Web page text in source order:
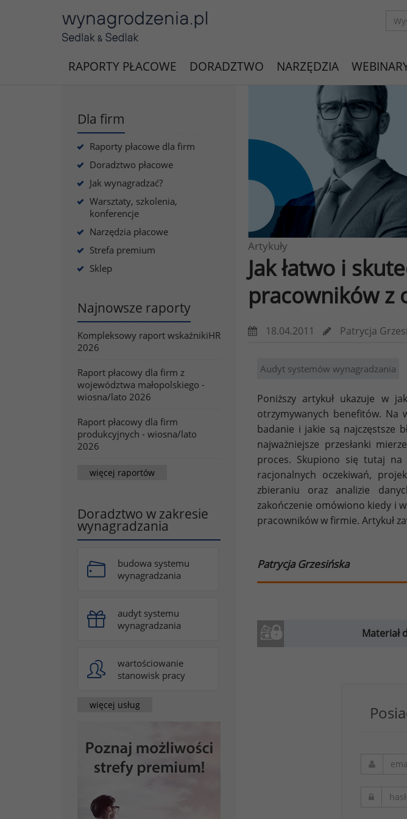
RAPORTY PŁACOWE DORADZTWO NARZĘDZIA
Dla firm
Raporty płacowe dla firm
Doradztwo płacowe
Jak wynagradzać?
Warsztaty, szkolenia,
konferencje
Narzędzia płacowe
Strefa premium
Sklep
Najnowsze raporty
Kompleksowy raport wskaźnikiHR
2026
Raport płacowy dla firm z
województwa małopolskiego -
wiosna/lato 2026
Raport płacowy dla firm
produkcyjnych - wiosna/lato
2026
więcej raportów
Doradztwo w zakresie
wynagradzania
budowa systemu
wynagradzania
audyt systemu
wynagradzania
wartościowanie
stanowisk pracy
więcej usług
Artykuły
Jak łatwo i
pracowników z
18.04.2011 Patrycja
Audyt systemów wynagradzania
Poniższy artykuł ukazuje w
otrzymywanych benefitów.
badanie i jakie są najczęstsze
najważniejsze przesłanki
proces. Skupiono się tutaj na
racjonalnych oczekiwań,
zbieraniu oraz analizie
zakończenie omówiono kiedy i
pracowników w firmie. Artykuł
Patrycja Grzesińska
Materiał